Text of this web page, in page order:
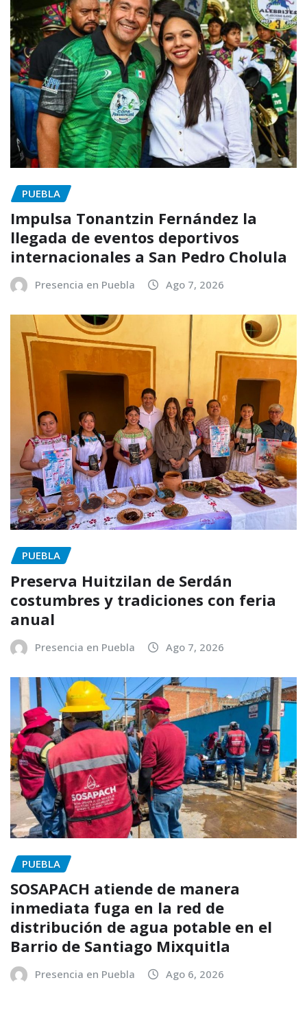
PUEBLA
Impulsa Tonantzin Fernández la
llegada de eventos deportivos
internacionales a San Pedro Cholula
Presencia en Puebla Ago 7, 2026
PUEBLA
Preserva Huitzilan de Serdán
costumbres y tradiciones con feria
anual
Presencia en Puebla Ago 7, 2026
PUEBLA
SOSAPACH atiende de manera
inmediata fuga en la red de
distribución de agua potable en el
Barrio de Santiago Mixquitla
Presencia en Puebla Ago 6, 2026